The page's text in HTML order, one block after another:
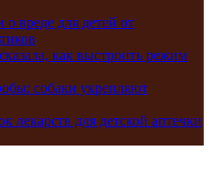
вреде для детей от
как выстроить режим
собаки укрепляют
лекарств для детской аптечки